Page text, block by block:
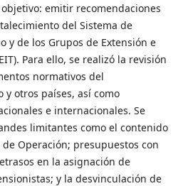
emitir recomendaciones
del Sistema de
y de los Grupos de Extensión e
Para ello, se realizó la revisión
normativos del
y otros países, así como
e internacionales. Se
limitantes como el contenido
Operación; presupuestos con
en la asignación de
y la desvinculación de